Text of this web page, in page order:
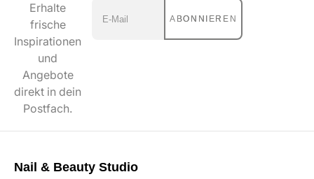
Erhalte
frische
Inspirationen
und
Angebote
direkt in dein
Postfach.
ABONNIEREN
Nail & Beauty Studio